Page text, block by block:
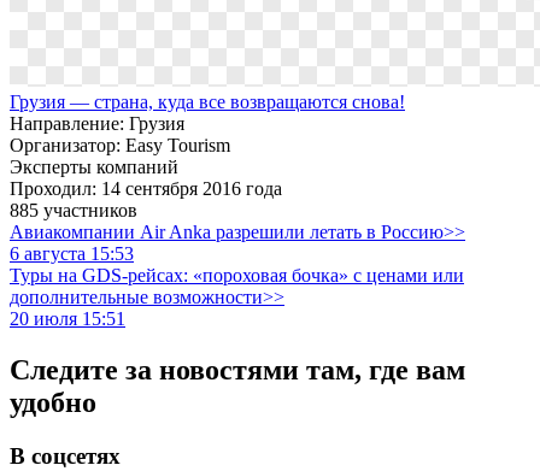
Грузия — страна, куда все возвращаются снова!
Направление: Грузия
Организатор: Easy Tourism
Эксперты компаний
Проходил: 14 сентября 2016 года
885 участников
Авиакомпании Air Anka разрешили летать в Россию>>
6 августа 15:53
Туры на GDS-рейсах: «пороховая бочка» с ценами или
дополнительные возможности>>
20 июля 15:51
Следите за новостями там, где вам
удобно
В соцсетях